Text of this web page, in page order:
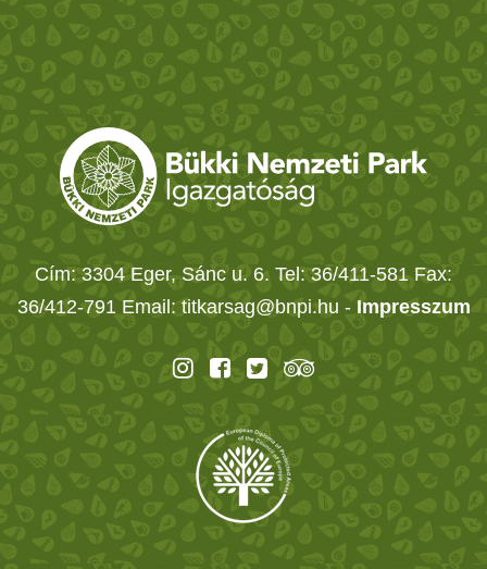
Cím: 3304 Eger, Sánc u. 6. Tel: 36/411-581 Fax:
36/412-791 Email: titkarsag@bnpi.hu - Impresszum